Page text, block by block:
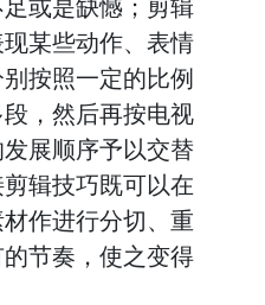
或是缺憾；剪辑
某些动作、表情
按照一定的比例
，然后再按电视
展顺序予以交替
辑技巧既可以在
作进行分切、重
节奏，使之变得